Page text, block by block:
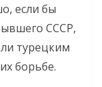
если бы
СССР,
турецким
борьбе.